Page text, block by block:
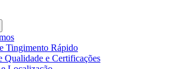
Tingimento Rápido
Qualidade e Certificações